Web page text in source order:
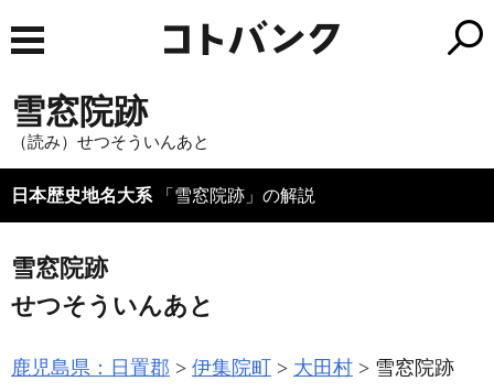
雪窓院跡
（読み）せつそういんあと
日本歴史地名大系 「雪窓院跡」の解説
雪窓院跡
せつそういんあと
鹿児島県：日置郡 伊集院町 大田村
雪窓院跡